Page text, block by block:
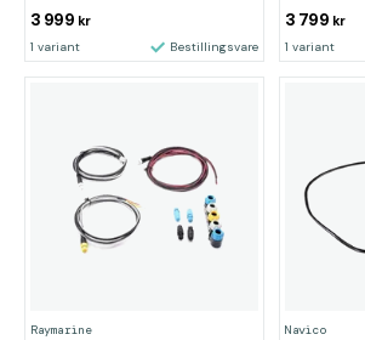
3 999 kr
1 variant Bestillingsvare
3 799 kr
1 variant
Raymarine Navico